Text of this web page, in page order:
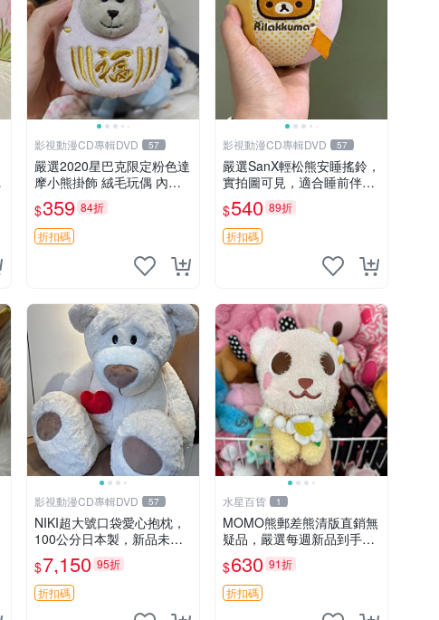
影視動漫CD專輯DVD 57
嚴選2020星巴克限定粉色達
摩小熊掛飾 絨毛玩偶 內裡
小熊 可愛 御用伴侶 默認微
暇 售後自理 小熊掛飾 星巴
克 限量版
$359 84折
折扣碼
影視動漫CD專輯DVD 57
嚴選SanX輕松熊安睡搖鈴，
實拍圖可見，適合睡前伴
侶， Picks安撫好物 0325
懸吊 電腦
$540 89折
折扣碼
影視動漫CD專輯DVD 57
NIKI超大號口袋愛心抱枕，
100公分日本製，新品未拆
封 胖嘟嘟收藏推薦 愛心抱
枕 日本 抱枕
$7,150 95折
折扣碼
水星百貨 1
MOMO熊郵差熊清版直銷無
疑品，嚴選每週新品到手。
紅薯啵啵鮮果間 郵差熊 清
版 紅薯啵啵間
$630 91折
折扣碼